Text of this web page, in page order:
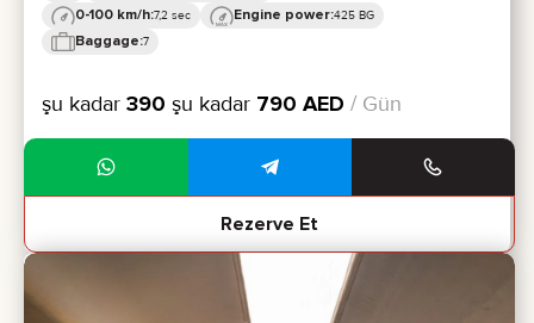
0-100 km/h:7,2 sec Engine power:425 BG
Baggage:7
şu kadar 390 şu kadar 790 AED / Gün
Rezerve Et